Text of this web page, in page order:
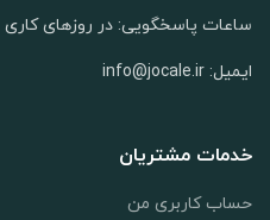
ساعات پاسخگویی: در روزهای کاری ۸ الی ۱۸
ایمیل: info@jocale.ir
خدمات مشتریان
حساب کاربری من